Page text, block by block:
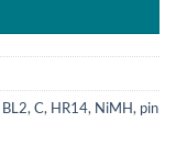
BL2,C, HR14, NiMH, pin